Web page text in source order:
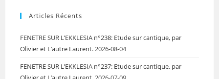
Articles Récents
FENETRE SUR L’EKKLESIA n°238: Etude sur cantique, par
Olivier et L’autre Laurent.2026-08-04
FENETRE SUR L’EKKLESIA n°237: Etude sur cantique, par